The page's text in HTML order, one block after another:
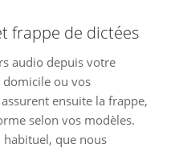
frappe de dictées
audio depuis votre
ou vos
ensuite la frappe,
selon vos modèles.
habituel, que nous